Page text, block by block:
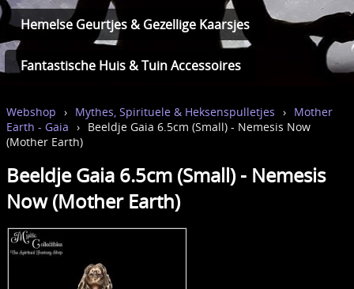
Hemelse Geurtjes & Gezellige Kaarsjes
Fantastische Huis & Tuin Accessoires
Webshop › Mythes, Spirituele & Heksenspulletjes › Mother
Earth - Gaia › Beeldje Gaia 6.5cm (Small) - Nemesis Now
(Mother Earth)
Beeldje Gaia 6.5cm (Small) - Nemesis
Now (Mother Earth)